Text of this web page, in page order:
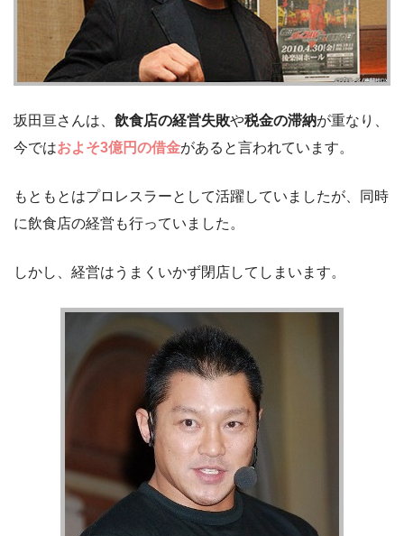
坂田亘さんは、 飲食店の経営失敗や税金の滞納が重なり、
今ではおよそ3億円の借金があると言われています。
もともとはプロレスラーとして活躍していましたが、同時
に飲食店の経営も行っていました。
しかし、経営はうまくいかず閉店してしまいます。